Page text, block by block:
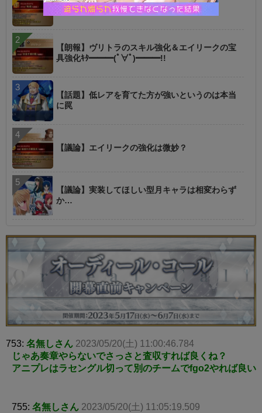
【指摘】卑弥呼の強化はぶっ壊れじゃない？
【朗報】ヴリトラのスキル強化＆エイリークの宝
具強化ｷﾀ━━━(ﾟ∀ﾟ)━━━!!
【話題】低レアを育てた方が強いというのは本当
に罠
【議論】エイリークの強化は微妙？
【議論】実装してほしい型月キャラは相変わらず
か…
753: 名無しさん 2023/05/20(土) 11:00:46.784
じゃあ奏章やらないでさっさと査収すれば良くね？
アニプレはラセングル切って別のチームでfgo2やれば良い
755: 名無しさん 2023/05/20(土) 11:05:19.509